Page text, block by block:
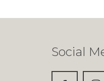
Social